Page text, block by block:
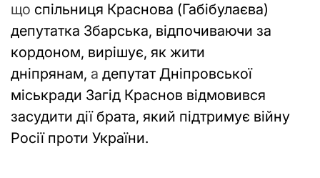
що спільниця Краснова (Габібулаєва)
депутатка Збарська, відпочиваючи за
кордоном, вирішує, як жити
дніпрянам, а депутат Дніпровської
міськради Загід Краснов відмовився
засудити дії брата, який підтримує війну
Росії проти України.